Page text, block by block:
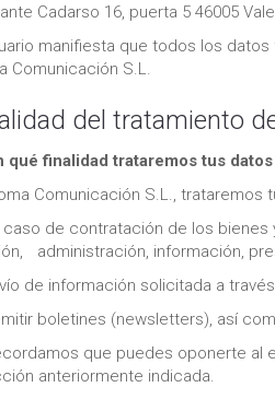
Cadarso 16, puerta 5 46005
manifiesta que todos los
Comunicación S.L.
del tratamiento
qué finalidad trataremos tus
Comunicación S.L.,
caso de contratación de los
administración, información,
de información solicitada a
boletines (newsletters), así
que puedes oponerte al
anteriormente indicada.